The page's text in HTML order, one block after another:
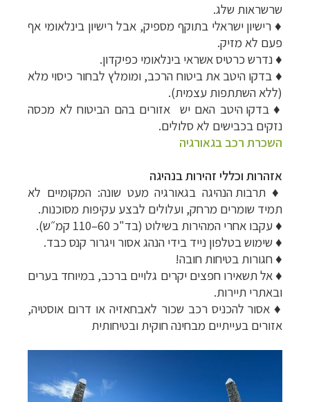
שרשראות שלג.
♦ רישיון ישראלי בתוקף מספיק, אבל רישיון בינלאומי אף
פעם לא מזיק.
♦נדרש כרטיס אשראי בינלאומי כפיקדון.
♦ בדקו היטב את ביטוח הרכב, ומומלץ לבחור כיסוי מלא
(ללא השתתפות עצמית).
♦ בדקו היטב האם יש אזורים בהם הביטוח לא מכסה
נזקים בכבישים לא סלולים.
השכרת רכב בגאורגיה
אזהרות וכללי זהירות בנהיגה
♦ תרבות הנהיגה בגאורגיה מעט שונה: המקומיים לא
תמיד שומרים מרחק, ועלולים לבצע עקיפות מסוכנות.
♦ עקבו אחרי המהירות בשילוט (בד"כ 60–110 קמ״ש).
♦שימוש בטלפון נייד בידי הנהג אסור ויגרור קנס כבד.
♦חגורות בטיחות חובה!
♦ אל תשאירו חפצים יקרים גלויים ברכב, במיוחד בערים
ובאתרי תיירות.
♦ אסור להכניס רכב שכור לאבחאזיה או דרום אוסטיה,
אזורים בעייתיים מבחינה חוקית ובטיחותית